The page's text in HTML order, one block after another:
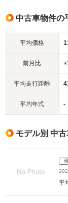
中古車物件の
平均価格
前月比
平均走行距離
平均年式 -
モデル別 中
平